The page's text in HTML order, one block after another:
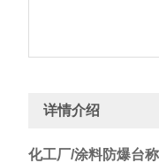
详情介绍
化工厂/涂料防爆台称